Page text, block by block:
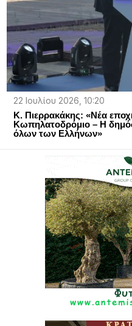
22 Ιουλίου 2026, 10:20
Κ. Πιερρακάκης: «Νέα
Κωπηλατοδρόμιο – Η
όλων των Ελλήνων»